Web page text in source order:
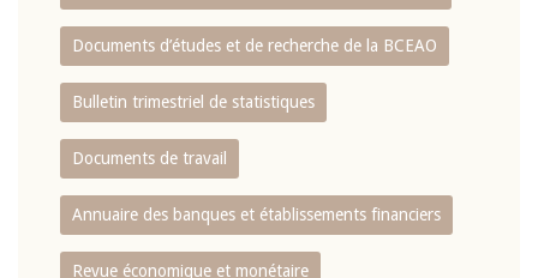
Documents d’études et de recherche de la BCEAO
Bulletin trimestriel de statistiques
Documents de travail
Annuaire des banques et établissements financiers
Revue économique et monétaire